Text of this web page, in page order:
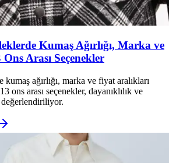
Kumaş Ağırlığı, Marka ve
Arası Seçenekler
ağırlığı, marka ve fiyat aralıkları
ons arası seçenekler, dayanıklılık ve